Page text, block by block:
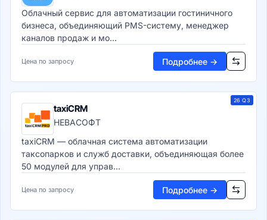
Хранилища данных
Хранилища данных (DWH)
Озёра данных (Data Lake)
Потоковая обработка
Предиктивная аналитика
AutoML-платформы
Платформы ИИ и GenAI
Компьютерное зрение
NLP и обработка текста
Документооборот и контент
Корпоративный контент (ECM)
Облачный сервис для автоматизации гостиничного
бизнеса, объединяющий PMS-систему, менеджер
каналов продаж и мо...
Цена по запросу Подробнее →
26 Q3
taxiCRM
НЕВАСОФТ
taxiCRM — облачная система автоматизации
таксопарков и служб доставки, объединяющая более
50 модулей для управ...
Цена по запросу Подробнее →